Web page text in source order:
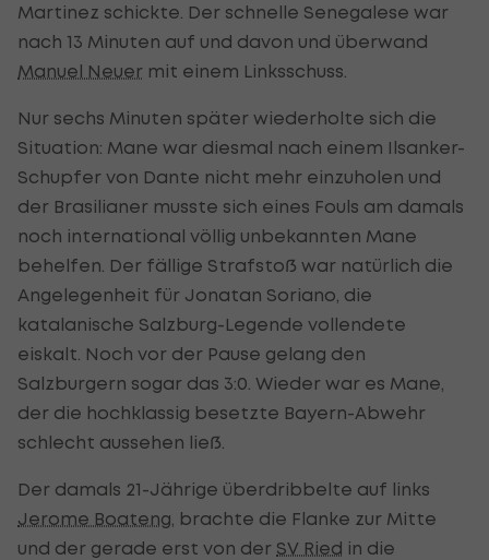
Martinez schickte. Der schnelle Senegalese war
nach 13 Minuten auf und davon und überwand
Manuel Neuer mit einem Linksschuss.
Nur sechs Minuten später wiederholte sich die
Situation: Mane war diesmal nach einem Ilsanker-
Schupfer von Dante nicht mehr einzuholen und
der Brasilianer musste sich eines Fouls am damals
noch international völlig unbekannten Mane
behelfen. Der fällige Strafstoß war natürlich die
Angelegenheit für Jonatan Soriano, die
katalanische Salzburg-Legende vollendete
eiskalt. Noch vor der Pause gelang den
Salzburgern sogar das 3:0. Wieder war es Mane,
der die hochklassig besetzte Bayern-Abwehr
schlecht aussehen ließ.
Der damals 21-Jährige überdribbelte auf links
Jerome Boateng , brachte die Flanke zur Mitte
und der gerade erst von der SV Ried in die